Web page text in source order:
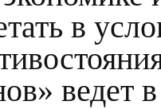
в
ведет